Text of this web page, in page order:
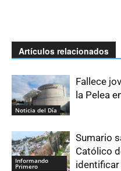
Artículos relacionados
Noticia del Día
Fallece
la Pelea
Informando
Primero
Sumario
Católico
identificar